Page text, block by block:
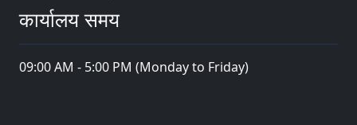
कार्यालय समय
09:00 AM - 5:00 PM (Monday to Friday)